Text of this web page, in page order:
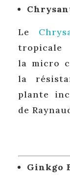
Le
la micro
la
plante
de
Ginkgo